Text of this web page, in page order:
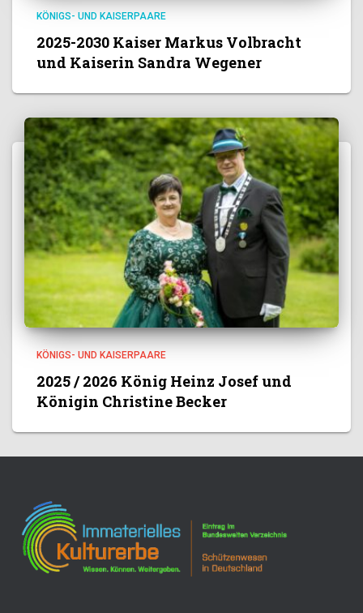
KÖNIGS- UND KAISERPAARE
2025-2030 Kaiser Markus Volbracht
und Kaiserin Sandra Wegener
KÖNIGS- UND KAISERPAARE
2025 / 2026 König Heinz Josef und
Königin Christine Becker